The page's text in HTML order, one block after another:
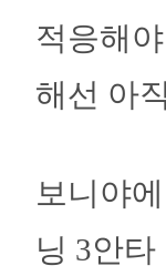
적응해
해선 아
보니야
닝 3안